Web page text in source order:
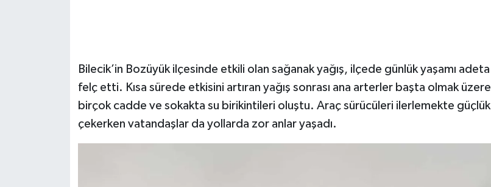
Bilecik’in Bozüyük ilçesinde etkili olan sağanak yağış, ilçede günlük yaşamı adeta
felç etti. Kısa sürede etkisini artıran yağış sonrası ana arterler başta olmak üzere
birçok cadde ve sokakta su birikintileri oluştu. Araç sürücüleri ilerlemekte güçlük
çekerken vatandaşlar da yollarda zor anlar yaşadı.